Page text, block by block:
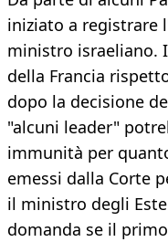
iniziato a
ministro israeliano.
della Francia
dopo la decisione
"alcuni leader"
immunità per
emessi dalla Corte
il ministro degli
domanda se il